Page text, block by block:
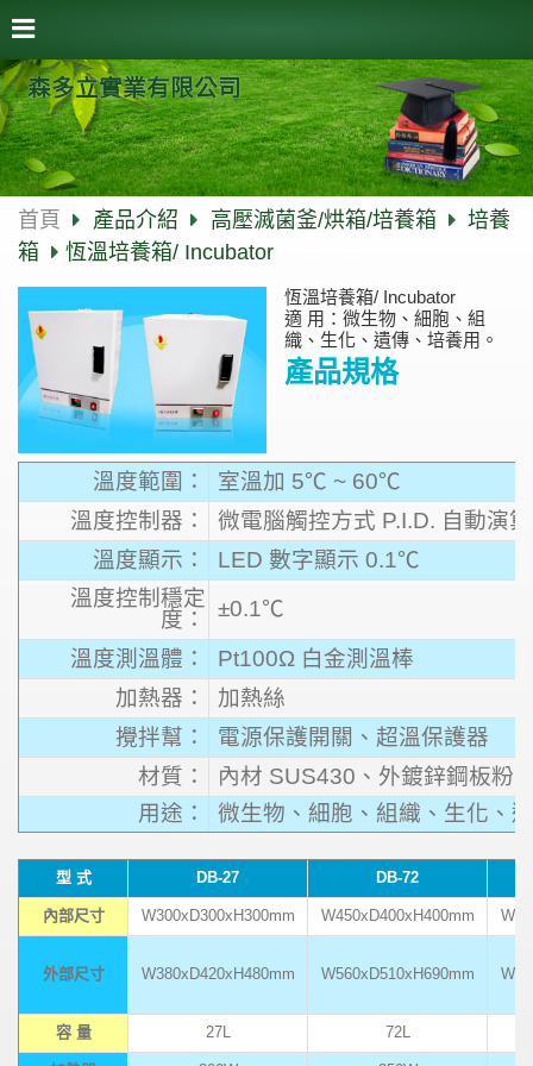
森多立實業有限公司
首頁 產品介紹 高壓滅菌釜/烘箱/培養箱
培養
箱
恆溫培養箱/ Incubator
恆溫培養箱/ Incubator
適 用：微生物、細胞、組
織、生化、遺傳、培養用。
產品規格
溫度範圍：
室溫加 5℃ ~ 60℃
溫度控制器：
微電腦觸控方式 P.I.D. 自動演
溫度顯示：
LED 數字顯示 0.1℃
溫度控制穩定
度：
±0.1℃
溫度測溫體：
Pt100Ω 白金測溫棒
加熱器：
加熱絲
攪拌幫：
電源保護開關、超溫保護器
材質：
內材 SUS430、外鍍鋅鋼板粉
用途：
微生物、細胞、組織、生化、
型 式 DB-27 DB-72
內部尺寸 W300xD300xH300mm W450xD400xH400mm
外部尺寸 W380xD420xH480mm W560xD510xH690mm
容 量 27L 72L